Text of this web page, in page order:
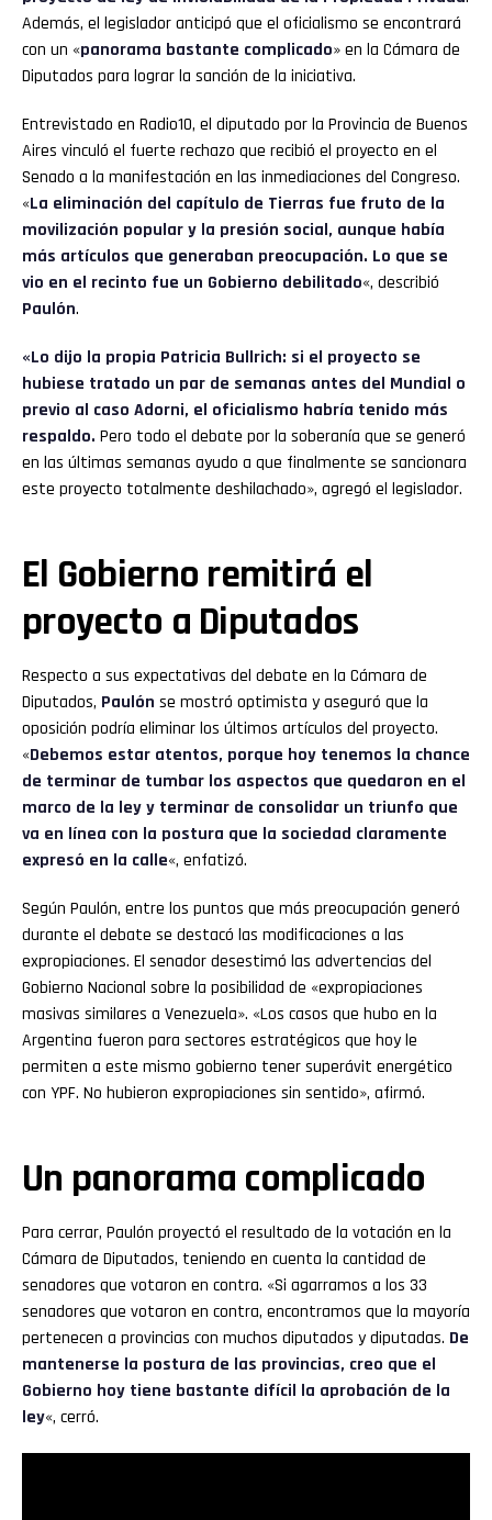
Además, el legislador anticipó que el oficialismo se encontrará
con un «panorama bastante complicado» en la Cámara de
Diputados para lograr la sanción de la iniciativa.
Entrevistado en Radio10, el diputado por la Provincia de Buenos
Aires vinculó el fuerte rechazo que recibió el proyecto en el
Senado a la manifestación en las inmediaciones del Congreso.
«La eliminación del capítulo de Tierras fue fruto de la
movilización popular y la presión social, aunque había
más artículos que generaban preocupación. Lo que se
vio en el recinto fue un Gobierno debilitado«, describió
Paulón.
«Lo dijo la propia Patricia Bullrich: si el proyecto se
hubiese tratado un par de semanas antes del Mundial o
previo al caso Adorni, el oficialismo habría tenido más
respaldo. Pero todo el debate por la soberanía que se generó
en las últimas semanas ayudo a que finalmente se sancionara
este proyecto totalmente deshilachado», agregó el legislador.
El Gobierno remitirá el
proyecto a Diputados
Respecto a sus expectativas del debate en la Cámara de
Diputados, Paulón se mostró optimista y aseguró que la
oposición podría eliminar los últimos artículos del proyecto.
«Debemos estar atentos, porque hoy tenemos la chance
de terminar de tumbar los aspectos que quedaron en el
marco de la ley y terminar de consolidar un triunfo que
va en línea con la postura que la sociedad claramente
expresó en la calle«, enfatizó.
Según Paulón, entre los puntos que más preocupación generó
durante el debate se destacó las modificaciones a las
expropiaciones. El senador desestimó las advertencias del
Gobierno Nacional sobre la posibilidad de «expropiaciones
masivas similares a Venezuela». «Los casos que hubo en la
Argentina fueron para sectores estratégicos que hoy le
permiten a este mismo gobierno tener superávit energético
con YPF. No hubieron expropiaciones sin sentido», afirmó.
Un panorama complicado
Para cerrar, Paulón proyectó el resultado de la votación en la
Cámara de Diputados, teniendo en cuenta la cantidad de
senadores que votaron en contra. «Si agarramos a los 33
senadores que votaron en contra, encontramos que la mayoría
pertenecen a provincias con muchos diputados y diputadas. De
mantenerse la postura de las provincias, creo que el
Gobierno hoy tiene bastante difícil la aprobación de la
ley«, cerró.